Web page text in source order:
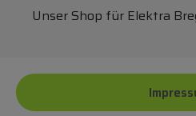
Unser Shop für Elektra